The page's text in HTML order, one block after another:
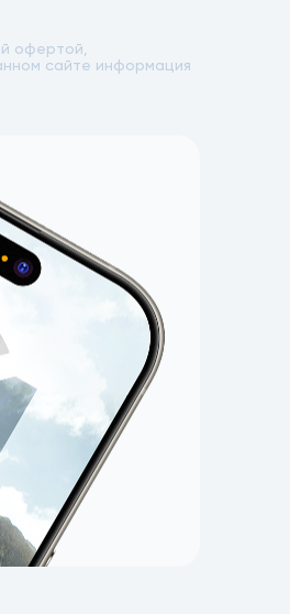
офертой,
сайте информация